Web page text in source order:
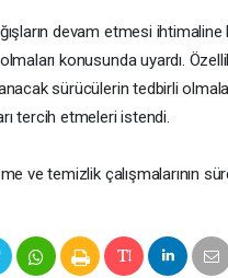
devam etmesi ihtimaline
konusunda uyardı.
sürücülerin tedbirli
tercih etmeleri istendi.
ve temizlik çalışmalarının